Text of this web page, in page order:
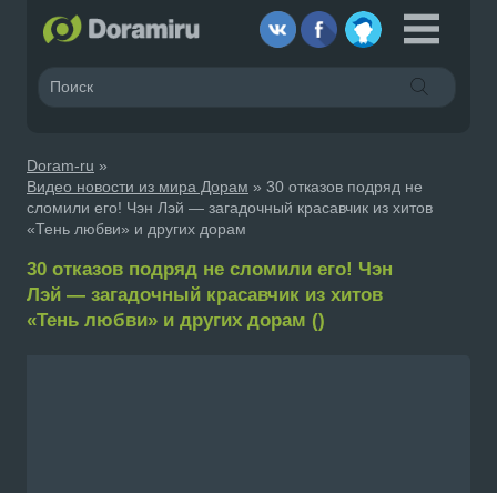
Doram-ru »
Видео новости из мира Дорам » 30 отказов подряд не
сломили его! Чэн Лэй — загадочный красавчик из хитов
«Тень любви» и других дорам
30 отказов подряд не сломили его! Чэн
Лэй — загадочный красавчик из хитов
«Тень любви» и других дорам ()